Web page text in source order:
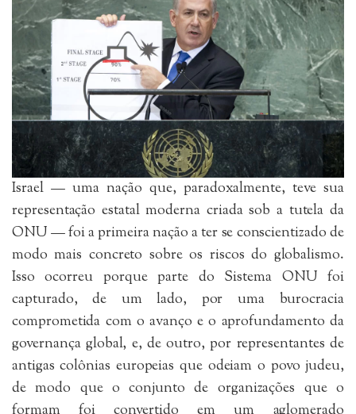
Israel — uma nação que, paradoxalmente, teve sua
representação estatal moderna criada sob a tutela da
ONU — foi a primeira nação a ter se conscientizado de
modo mais concreto sobre os riscos do globalismo.
Isso ocorreu porque parte do Sistema ONU foi
capturado, de um lado, por uma burocracia
comprometida com o avanço e o aprofundamento da
governança global, e, de outro, por representantes de
antigas colônias europeias que odeiam o povo judeu,
de modo que o conjunto de organizações que o